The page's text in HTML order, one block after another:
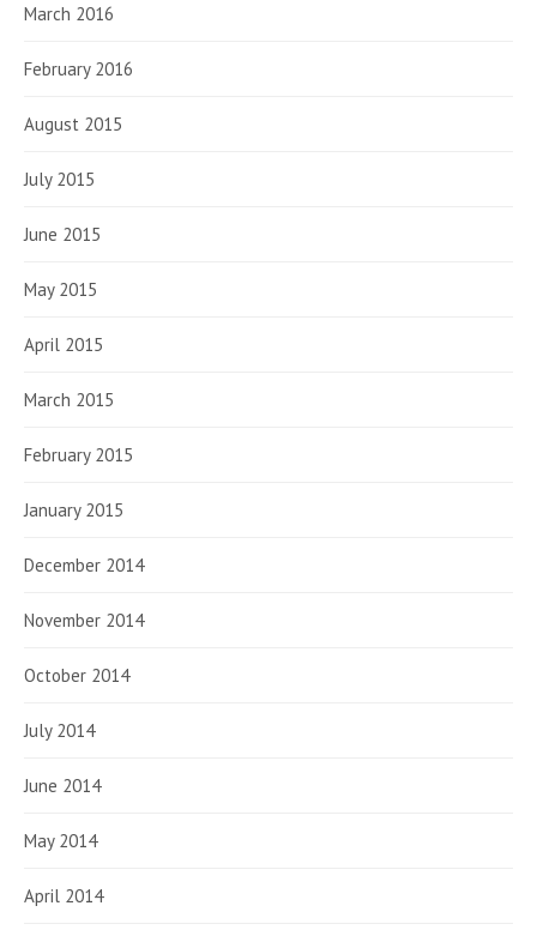
March 2016
February 2016
August 2015
July 2015
June 2015
May 2015
April 2015
March 2015
February 2015
January 2015
December 2014
November 2014
October 2014
July 2014
June 2014
May 2014
April 2014